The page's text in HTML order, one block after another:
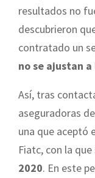
resultados no
descubrieron
contratado un
no se ajustan
Así, tras
aseguradoras
una que aceptó
Fiatc, con la
2020. En este